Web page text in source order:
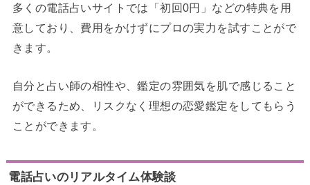
多くの電話占いサイトでは「初回0円」などの特典を用
意しており、費用をかけずにプロの実力を試すことがで
きます。
自分と占い師の相性や、鑑定の雰囲気を肌で感じること
ができるため、リスクなく理想の恋愛鑑定をしてもらう
ことができます。
電話占いのリアルタイム体験談